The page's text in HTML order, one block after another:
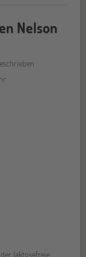
Nelson
laktosefreie